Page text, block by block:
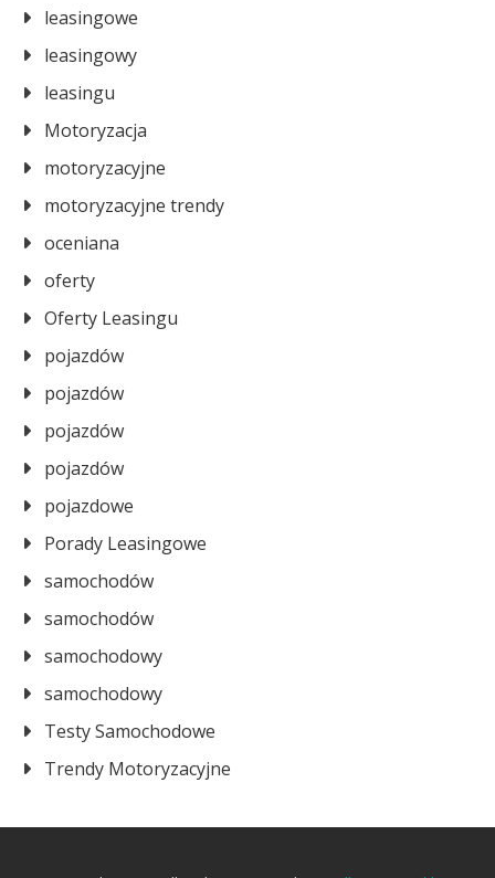
leasingowe
leasingowy
leasingu
Motoryzacja
motoryzacyjne
motoryzacyjne trendy
oceniana
oferty
Oferty Leasingu
pojazdów
pojazdów
pojazdów
pojazdów
pojazdowe
Porady Leasingowe
samochodów
samochodów
samochodowy
samochodowy
Testy Samochodowe
Trendy Motoryzacyjne